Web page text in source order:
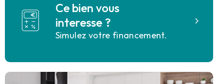
Ce bien vous
interesse ?
Simulez votre financement.